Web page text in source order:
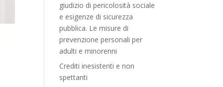
giudizio di pericolosità sociale
e esigenze di sicurezza
pubblica. Le misure di
prevenzione personali per
adulti e minorenni
Crediti inesistenti e non
spettanti